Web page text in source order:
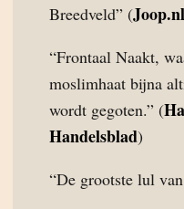
Breedveld” (Joop.nl
“Frontaal Naakt,
moslimhaat bijna
wordt gegoten.” (
Handelsblad)
“De grootste lul